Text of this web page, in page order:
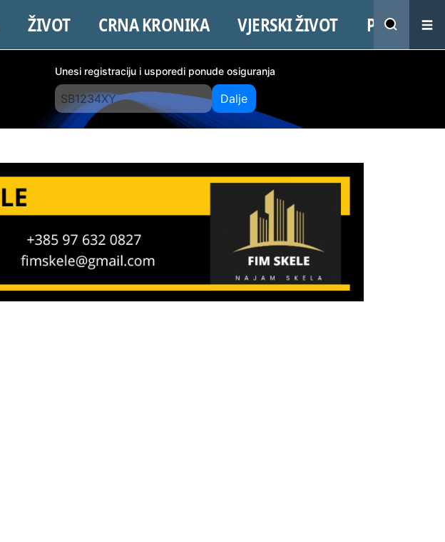
ŽIVOT CRNA KRONIKA VJERSKI ŽIVOT PROMO
Unesi registraciju i usporedi ponude osiguranja
Dalje